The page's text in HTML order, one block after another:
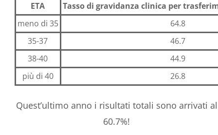
ETA
Tasso di gravidanza clinica per
meno di 35
64.8
35-37
46.7
38-40
44.9
più di 40
26.8
Quest’ultimo anno i risultati totali sono arrivati al
60.7%!